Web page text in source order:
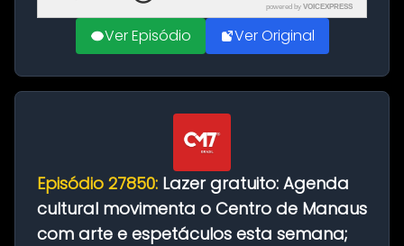
powered by VOICEXPRESS
Ver Episódio Ver Original
Episódio 27850: Lazer gratuito: Agenda
cultural movimenta o Centro de Manaus
com arte e espetáculos esta semana;